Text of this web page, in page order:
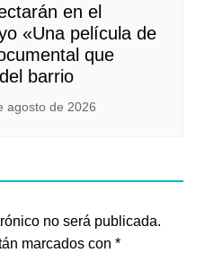
en el
«Una película de
que
barrio
agosto de 2026
no será publicada.
marcados con *